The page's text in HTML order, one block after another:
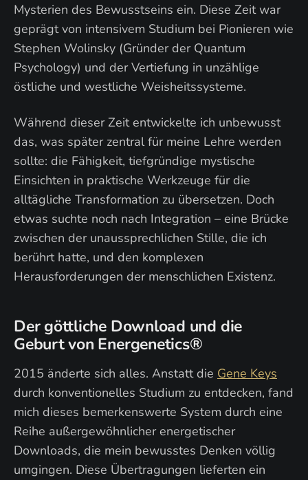
Mysterien des Bewusstseins ein. Diese Zeit war
geprägt von intensivem Studium bei Pionieren wie
Stephen Wolinsky (Gründer der Quantum
Psychology) und der Vertiefung in unzählige
östliche und westliche Weisheitssysteme.
Während dieser Zeit entwickelte ich unbewusst
das, was später zentral für meine Lehre werden
sollte: die Fähigkeit, tiefgründige mystische
Einsichten in praktische Werkzeuge für die
alltägliche Transformation zu übersetzen. Doch
etwas suchte noch nach Integration – eine Brücke
zwischen der unaussprechlichen Stille, die ich
berührt hatte, und den komplexen
Herausforderungen der menschlichen Existenz.
Der göttliche Download und die
Geburt von Energenetics®
2015 änderte sich alles. Anstatt die Gene Keys
durch konventionelles Studium zu entdecken, fand
mich dieses bemerkenswerte System durch eine
Reihe außergewöhnlicher energetischer
Downloads, die mein bewusstes Denken völlig
umgingen. Diese Übertragungen lieferten ein